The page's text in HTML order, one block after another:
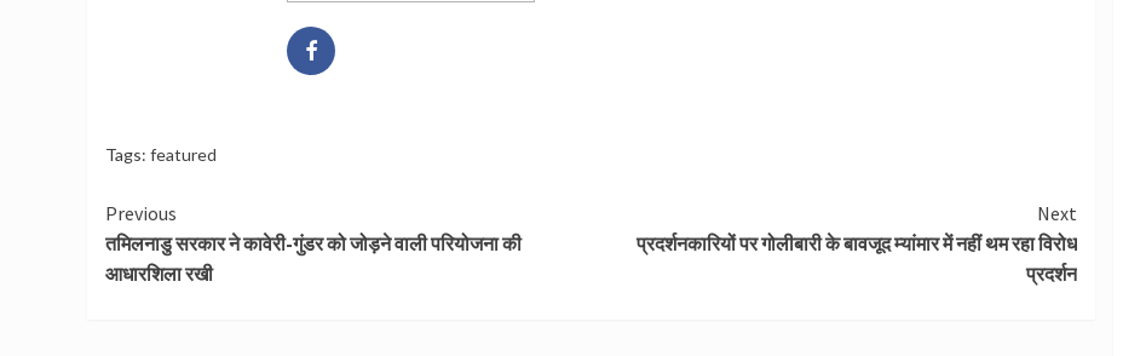
Tags: featured
Continue
Reading
Previous
तमिलनाडु सरकार ने कावेरी-गुंडर को जोड़ने वाली परियोजना की
आधारशिला रखी
Next
प्रदर्शनकारियों पर गोलीबारी के बावजूद म्यांमार में नहीं थम रहा विरोध
प्रदर्शन